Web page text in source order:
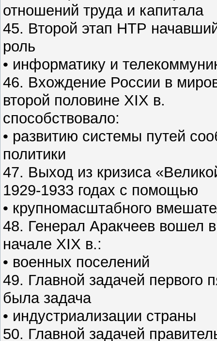
отношений труда и капитала
45. Второй этап НТР
роль
• информатику и
46. Вхождение России в
второй половине XIX в.
способствовало:
• развитию системы путей
политики
47. Выход из кризиса
1929-1933 годах с помощью
• крупномасштабного
48. Генерал Аракчеев вошел
начале XIX в.:
• военных поселений
49. Главной задачей первого
была задача
• индустриализации страны
50. Главной задачей